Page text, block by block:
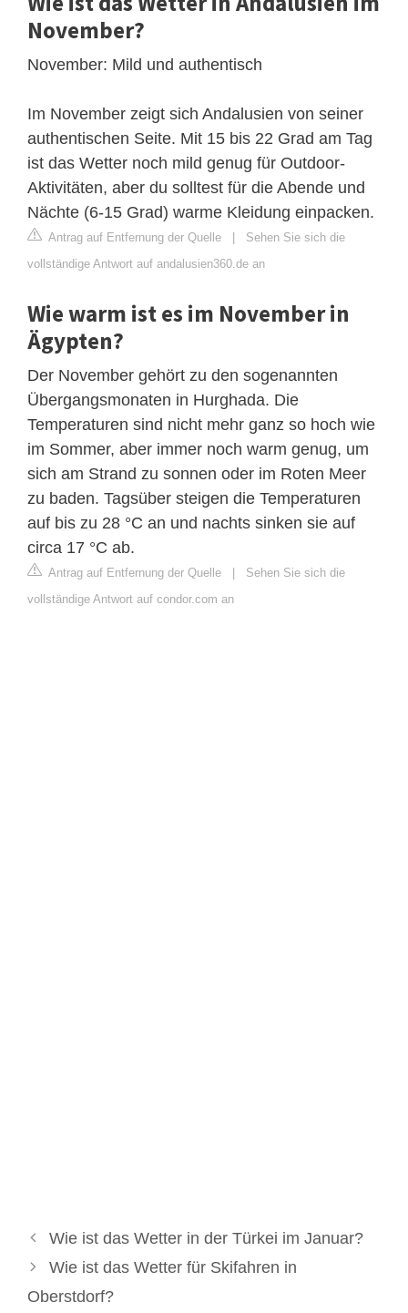
November?
November: Mild und authentisch
Im November zeigt sich Andalusien von seiner
authentischen Seite. Mit 15 bis 22 Grad am Tag
ist das Wetter noch mild genug für Outdoor-
Aktivitäten, aber du solltest für die Abende und
Nächte (6-15 Grad) warme Kleidung einpacken.
Antrag auf Entfernung der Quelle | Sehen Sie sich die
vollständige Antwort auf andalusien360.de an
Wie warm ist es im November in
Ägypten?
Der November gehört zu den sogenannten
Übergangsmonaten in Hurghada. Die
Temperaturen sind nicht mehr ganz so hoch wie
im Sommer, aber immer noch warm genug, um
sich am Strand zu sonnen oder im Roten Meer
zu baden. Tagsüber steigen die Temperaturen
auf bis zu 28 °C an und nachts sinken sie auf
circa 17 °C ab.
Antrag auf Entfernung der Quelle | Sehen Sie sich die
vollständige Antwort auf condor.com an
Wie ist das Wetter in der Türkei im Januar?
Wie ist das Wetter für Skifahren in
Oberstdorf?